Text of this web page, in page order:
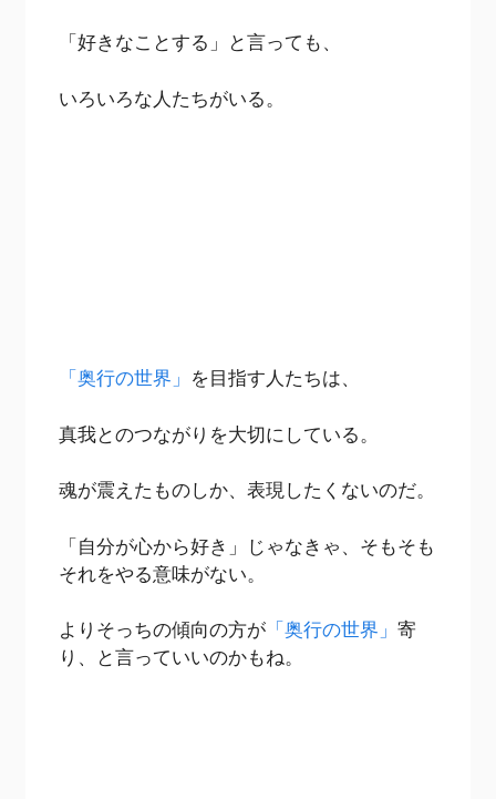
「好きなことする」と言っても、
いろいろな人たちがいる。
「奥行の世界」 を目指す人たちは、
真我とのつながりを大切にしている。
魂が震えたものしか、表現したくないのだ。
「自分が心から好き」じゃなきゃ、そもそも
それをやる意味がない。
よりそっちの傾向の方が 「奥行の世界」寄
り、と言っていいのかもね。